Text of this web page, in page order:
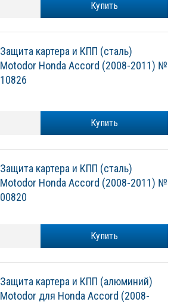
Купить
Защита картера и КПП (сталь)
Motodor Honda Accord (2008-2011) №
10826
Купить
Защита картера и КПП (сталь)
Motodor Honda Accord (2008-2011) №
00820
Купить
Защита картера и КПП (алюминий)
Motodor для Honda Accord (2008-